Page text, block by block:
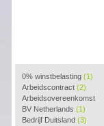
0% winstbelasting (1)
Arbeidscontract (2)
Arbeidsovereenkomst
(2)
BV Netherlands (1)
Bedrijf Duitsland (3)